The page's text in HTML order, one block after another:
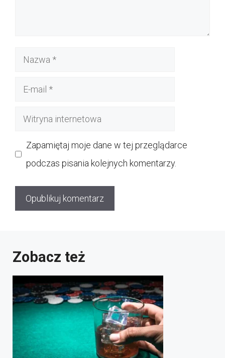
Nazwa
Witryna
Zapamiętaj moje dane w tej przeglądarce
podczas pisania kolejnych komentarzy.
Zobacz też